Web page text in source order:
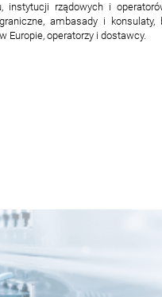
instytucji rządowych i
ambasady i konsulaty,
Europie, operatorzy i dostawcy.